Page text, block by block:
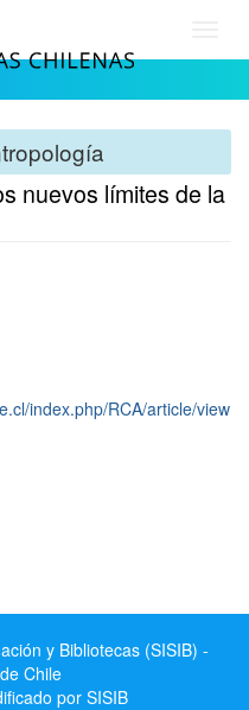
nuevos límites de la
index.php/RCA/article/view
y Bibliotecas (SISIB) -
Chile
por SISIB